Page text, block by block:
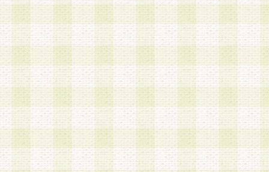
第3条 会員の登録方法
1.会員登録手続きは、会員登録希望者本人が行う
る登録は一切認められないものとします。
2.会員登録希望者は、本規約に同意の後、当社指
画 面」において、当社が指定する必要事項を入
を行うものとします。当社は、会員登録を承認し
会員として本サービスを 受けるためのログイン
を付与します。
3.会員は、会員登録の際に申告する登録情報の全
いかなる虚偽の申告をも行ってはならないものと